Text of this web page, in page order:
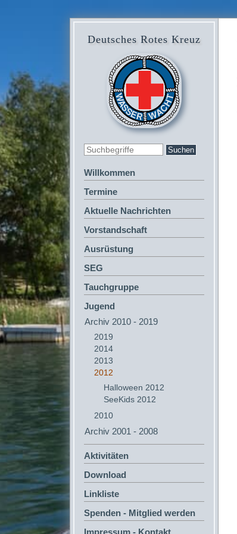
Deutsches Rotes Kreuz
Willkommen
Termine
Aktuelle Nachrichten
Vorstandschaft
Ausrüstung
SEG
Tauchgruppe
Jugend
Archiv 2010 - 2019
2019
2014
2013
2012
Halloween 2012
SeeKids 2012
2010
Archiv 2001 - 2008
Aktivitäten
Download
Linkliste
Spenden - Mitglied werden
Impressum - Kontakt